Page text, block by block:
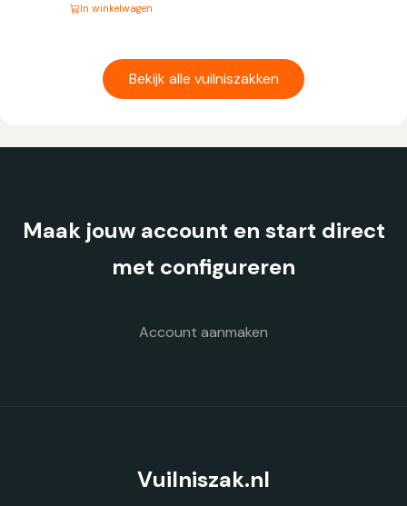
In winkelwagen
Deze
worden
Bekijk alle vuilniszakken
Maak jouw account en start direct
met configureren
Account aanmaken
Vuilniszak.nl